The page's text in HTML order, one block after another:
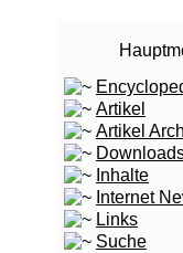
Artikel
Artikel
Inhalte
Internet
Links
Suche